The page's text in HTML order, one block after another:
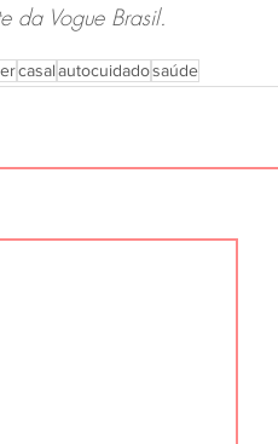
da Vogue Brasil.
casalautocuidadosaúde